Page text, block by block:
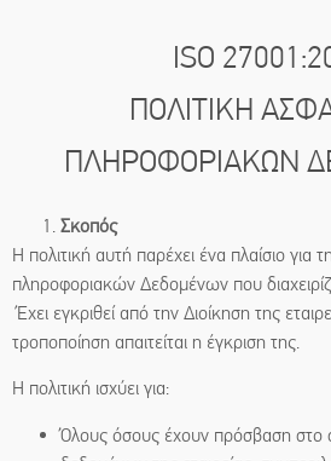
ISO
ΠΟΛΙΤΙΚΗ
ΠΛΗΡΟΦΟΡΙΑΚΩΝ
Σκοπός
Η πολιτική αυτή παρέχει ένα πλαίσιο για
πληροφοριακών Δεδομένων που
Έχει εγκριθεί από την Διοίκηση της
τροποποίηση απαιτείται η έγκριση της.
Η πολιτική ισχύει για:
Όλους όσους έχουν πρόσβαση